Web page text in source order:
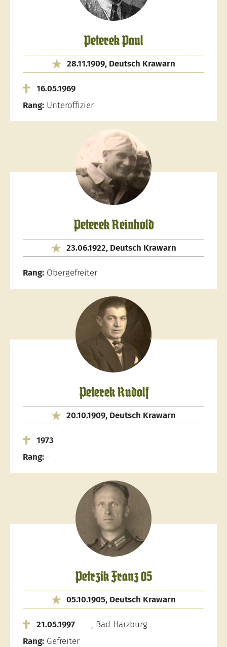
Peterek Paul
28.11.1909, Deutsch Krawarn
16.05.1969
Rang: Unteroffizier
Peterek Reinhold
23.06.1922, Deutsch Krawarn
Rang: Obergefreiter
Peterek Rudolf
20.10.1909, Deutsch Krawarn
1973
Rang: -
Petrzik Franz 05
05.10.1905, Deutsch Krawarn
21.05.1997
, Bad Harzburg
Rang: Gefreiter